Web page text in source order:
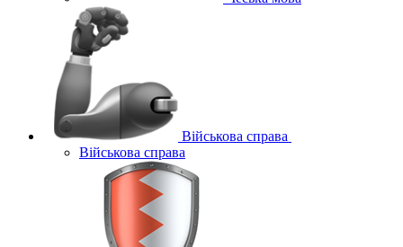
Військова справа
Військова справа